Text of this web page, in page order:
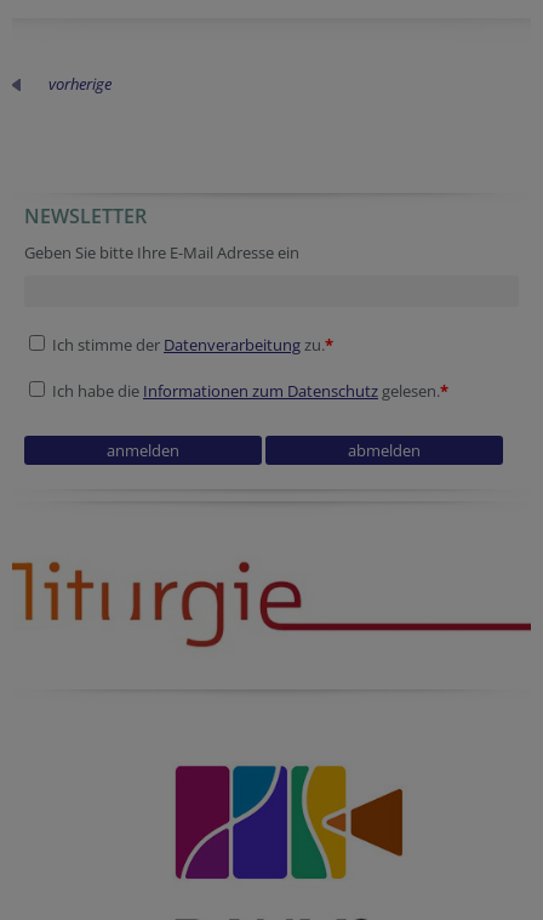
vorherige
Reference
Secondary phone
NEWSLETTER
Geben Sie bitte Ihre E-Mail Adresse ein
Ich stimme der Datenverarbeitungzu.*
Ich habe die Informationen zum Datenschutz gelesen.*